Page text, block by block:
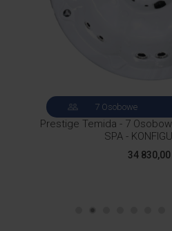
7 Osobowe
Prestige Temida - 7
SPA -
Cena
34 830,00